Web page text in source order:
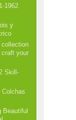
1962
у
collection
your
Skill-
Beautiful